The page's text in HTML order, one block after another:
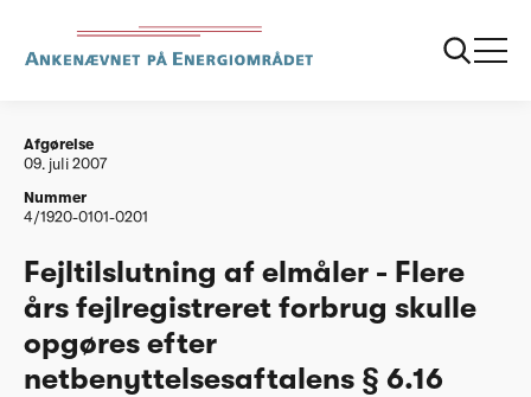
Afgørelser
20070709 Fejltilslutning af elmaale Flere aars
fejlregistreret forbrug skulle opgoeres efter
Afgørelse
09. juli 2007
Nummer
4/1920-0101-0201
Fejltilslutning af elmåler - Flere
års fejlregistreret forbrug skulle
opgøres efter
netbenyttelsesaftalens § 6.16